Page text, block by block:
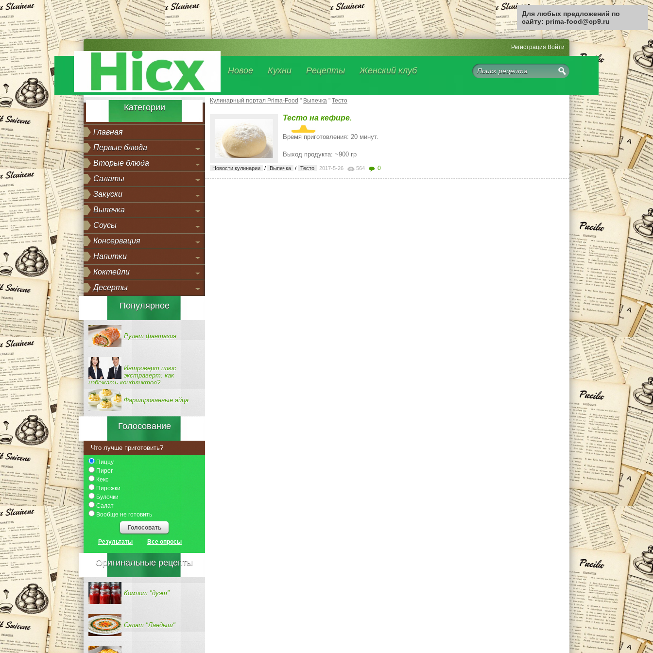
Регистрация Войти
Новое Кухни Рецепты Женский клуб
Категории
Главная
Первые блюда
Вторые блюда
Салаты
Закуски
Выпечка
Соусы
Консервация
Напитки
Коктейли
Десерты
Популярное
Рулет фантазия
Интроверт плюс
экстраверт: как
избежать конфликтов?
Фаршированные яйца
Голосование
Что лучше приготовить?
Пиццу
Пирог
Кекс
Пирожки
Булочки
Салат
Вообще не готовить
Голосовать
Результаты Все опросы
Оригинальные рецепты
Компот "дуэт"
Салат "Ландыш"
Кулинарный портал Prima-Food " Выпечка " Тесто
Тесто на кефире.
Время приготовления: 20 минут.
Выход продукта: ~900 гр
Новости кулинарии / Выпечка / Тесто 2017-5-26 564 0
Для любых предложений по
сайту: prima-food@cp9.ru